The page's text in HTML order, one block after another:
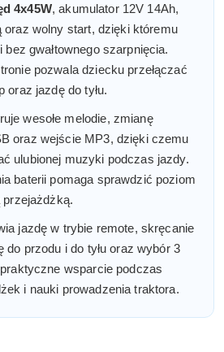
4x45W, akumulator 12V 14Ah,
oraz wolny start, dzięki któremu
bez gwałtownego szarpnięcia.
pozwala dziecku przełączać
oraz jazdę do tyłu.
wesołe melodie, zmianę
oraz wejście MP3, dzięki czemu
ulubionej muzyki podczas jazdy.
baterii pomaga sprawdzić poziom
przejażdżką.
jazdę w trybie remote, skręcanie
do przodu i do tyłu oraz wybór 3
wsparcie podczas
i nauki prowadzenia traktora.